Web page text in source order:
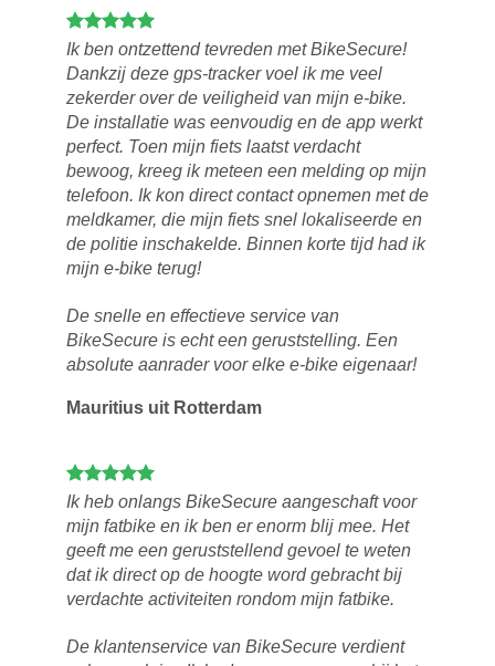
Ik ben ontzettend tevreden met BikeSecure!
Dankzij deze gps-tracker voel ik me veel
zekerder over de veiligheid van mijn e-bike.
De installatie was eenvoudig en de app werkt
perfect. Toen mijn fiets laatst verdacht
bewoog, kreeg ik meteen een melding op mijn
telefoon. Ik kon direct contact opnemen met de
meldkamer, die mijn fiets snel lokaliseerde en
de politie inschakelde. Binnen korte tijd had ik
mijn e-bike terug!
De snelle en effectieve service van
BikeSecure is echt een geruststelling. Een
absolute aanrader voor elke e-bike eigenaar!
Mauritius uit Rotterdam
Ik heb onlangs BikeSecure aangeschaft voor
mijn fatbike en ik ben er enorm blij mee. Het
geeft me een geruststellend gevoel te weten
dat ik direct op de hoogte word gebracht bij
verdachte activiteiten rondom mijn fatbike.
De klantenservice van BikeSecure verdient